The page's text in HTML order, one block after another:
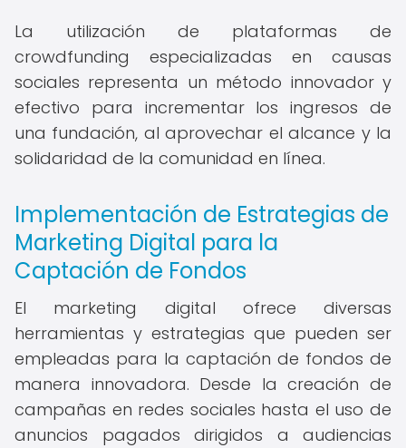
La utilización de plataformas de
crowdfunding especializadas en causas
sociales representa un método innovador y
efectivo para incrementar los ingresos de
una fundación, al aprovechar el alcance y la
solidaridad de la comunidad en línea.
Implementación de Estrategias de
Marketing Digital para la
Captación de Fondos
El marketing digital ofrece diversas
herramientas y estrategias que pueden ser
empleadas para la captación de fondos de
manera innovadora. Desde la creación de
campañas en redes sociales hasta el uso de
anuncios pagados dirigidos a audiencias